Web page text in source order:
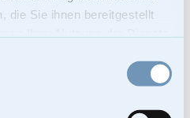
die Sie ihnen bereitgestellt
Liebe, Stärke und Verbundenheit
Wärme, Lebensfreude und